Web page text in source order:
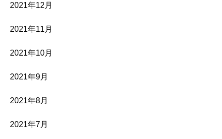
2021年12月
2021年11月
2021年10月
2021年9月
2021年8月
2021年7月